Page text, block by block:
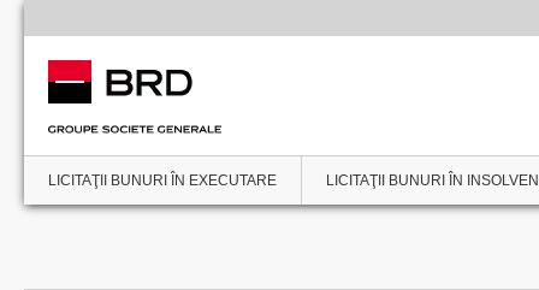
LICITAŢII BUNURI ÎN EXECUTARE LICITAŢII BUNURI ÎN